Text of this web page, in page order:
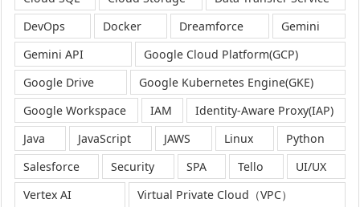
DevOps
Docker Dreamforce
Gemini
Gemini API
Google Cloud Platform(GCP)
Google Drive
Google Kubernetes Engine(GKE)
Google Workspace
IAM
Identity-Aware Proxy(IAP)
Java
JavaScript JAWS Linux
Python
Salesforce
Security SPA Tello
UI/UX
Vertex AI
Virtual Private Cloud（VPC）